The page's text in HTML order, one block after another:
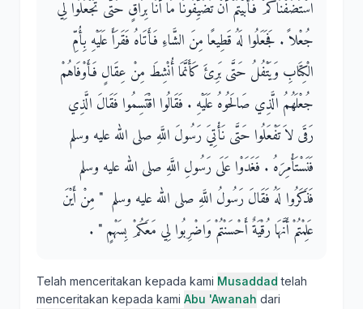
اسْتَضَفْنَاكُمْ فَأَبَيْتُمْ أَنْ تُضَيِّفُونَا مَا أَنَا بِرَاقٍ حَتَّى تَجْعَلُوا لِي
جُعْلاً ‏.‏ فَجَعَلُوا لَهُ قَطِيعًا مِنَ الشَّاءِ فَأَتَاهُ فَقَرَأَ عَلَيْهِ بِأُمِّ
الْكِتَابِ وَيَتْفُلُ حَتَّى بَرِئَ كَأَنَّمَا أُنْشِطَ مِنْ عِقَالٍ فَأَوْفَاهُمْ
جُعْلَهُمُ الَّذِي صَالَحُوهُ عَلَيْهِ ‏.‏ فَقَالُوا اقْتَسِمُوا فَقَالَ الَّذِي
رَقَى لاَ تَفْعَلُوا حَتَّى نَأْتِيَ رَسُولَ اللَّهِ صلى الله عليه وسلم
فَنَسْتَأْمِرَهُ ‏.‏ فَغَدَوْا عَلَى رَسُولِ اللَّهِ صلى الله عليه وسلم
فَذَكَرُوا لَهُ فَقَالَ رَسُولُ اللَّهِ صلى الله عليه وسلم ‏ "‏ مِنْ أَيْنَ
عَلِمْتُمْ أَنَّهَا رُقْيَةٌ أَحْسَنْتُمْ وَاضْرِبُوا لِي مَعَكُمْ بِسَهْمٍ ‏"‏ ‏.‏
Telah menceritakan kepada kami Musaddad telah
menceritakan kepada kami Abu 'Awanah dari